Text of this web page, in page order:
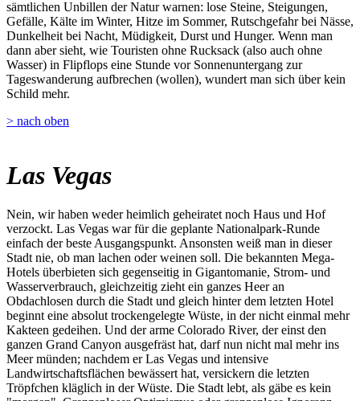
sämtlichen Unbillen der Natur warnen: lose Steine, Steigungen,
Gefälle, Kälte im Winter, Hitze im Sommer, Rutschgefahr bei Nässe,
Dunkelheit bei Nacht, Müdigkeit, Durst und Hunger. Wenn man
dann aber sieht, wie Touristen ohne Rucksack (also auch ohne
Wasser) in Flipflops eine Stunde vor Sonnenuntergang zur
Tageswanderung aufbrechen (wollen), wundert man sich über kein
Schild mehr.
> nach oben
Las Vegas
Nein, wir haben weder heimlich geheiratet noch Haus und Hof
verzockt. Las Vegas war für die geplante Nationalpark-Runde
einfach der beste Ausgangspunkt. Ansonsten weiß man in dieser
Stadt nie, ob man lachen oder weinen soll. Die bekannten Mega-
Hotels überbieten sich gegenseitig in Gigantomanie, Strom- und
Wasserverbrauch, gleichzeitig zieht ein ganzes Heer an
Obdachlosen durch die Stadt und gleich hinter dem letzten Hotel
beginnt eine absolut trockengelegte Wüste, in der nicht einmal mehr
Kakteen gedeihen. Und der arme Colorado River, der einst den
ganzen Grand Canyon ausgefräst hat, darf nun nicht mal mehr ins
Meer münden; nachdem er Las Vegas und intensive
Landwirtschaftsflächen bewässert hat, versickern die letzten
Tröpfchen kläglich in der Wüste. Die Stadt lebt, als gäbe es kein